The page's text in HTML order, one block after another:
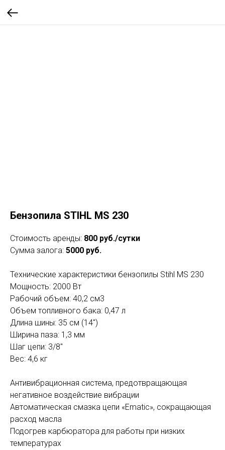
Бензопила STIHL MS 230
Стоимость аренды: 800 руб./сутки
Сумма залога: 5000 руб.
Технические характеристики бензопилы Stihl MS 230
Мощность: 2000 Вт
Рабочий объем: 40,2 см3
Объем топливного бака: 0,47 л
Длина шины: 35 см (14'')
Ширина паза: 1,3 мм
Шаг цепи: 3/8''
Вес: 4,6 кг
Антивибрационная система, предотвращающая
негативное воздействие вибрации
Автоматическая смазка цепи «Ematic», сокращающая
расход масла
Подогрев карбюратора для работы при низких
температурах